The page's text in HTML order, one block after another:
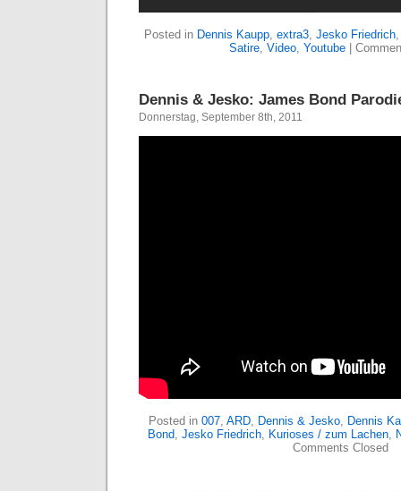
Posted in Dennis Kaupp, extra3, Jesko Friedrich
Satire, Video, Youtube
Dennis & Jesko: James Bond
Donnerstag, September 8th, 2011
Posted in 007, ARD, Dennis & Jesko, Dennis
Bond, Jesko Friedrich, Kurioses / zum Lachen,
Comments Closed